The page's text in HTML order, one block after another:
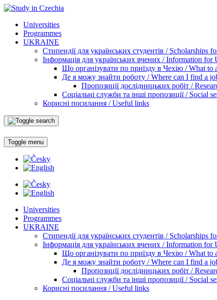
Universities
Programmes
UKRAINE
Стипендії для українських студентів / Scholarships
Інформація для українських вчених / Information for
Що організувати по приїзду в Чехію / What to
Де я можу знайти роботу / Where can I find a
Пропозиції дослідницьких робіт /
Соціальні служби та інші пропозиції / Social
Корисні посилання / Useful links
Toggle menu
Universities
Programmes
UKRAINE
Стипендії для українських студентів / Scholarships
Інформація для українських вчених / Information for
Що організувати по приїзду в Чехію / What to
Де я можу знайти роботу / Where can I find a
Пропозиції дослідницьких робіт /
Соціальні служби та інші пропозиції / Social
Корисні посилання / Useful links